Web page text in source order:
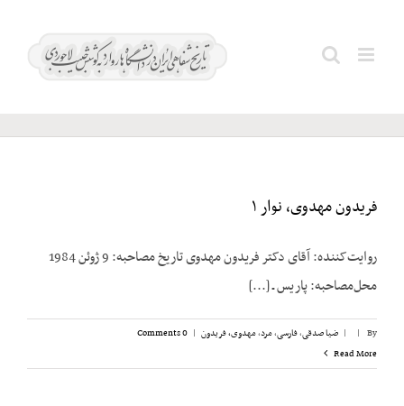
نصر؛
Search
فریدون مهدوی، نوار ۱
روایت‌کننده: آقای دکتر فریدون مهدوی تاریخ مصاحبه: 9 ژوئن 1984
محل‌مصاحبه: پاریس ـ [...]
By
|
| ضیا صدقی,فارسی,مرد,مهدوی، فریدون |
0 Comments
Read More